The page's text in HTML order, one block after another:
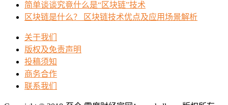
简单谈谈究竟什么是“区块链”技术
区块链是什么？ 区块链技术优点及应用场景解析
关于我们
版权及免责声明
投稿须知
商务合作
联系我们